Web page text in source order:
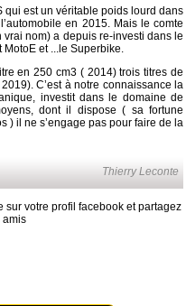
qui est un véritable poids lourd dans
en 2015. Mais le comte
nom) a depuis re-investi dans le
MotoE et ...le Superbike.
en 250 cm3 ( 2014) trois titres de
C’est à notre connaissance la
investit dans le domaine de
dont il dispose ( sa fortune
) il ne s’engage pas pour faire de la
Thierry Leconte
sur votre profil facebook et partagez
amis